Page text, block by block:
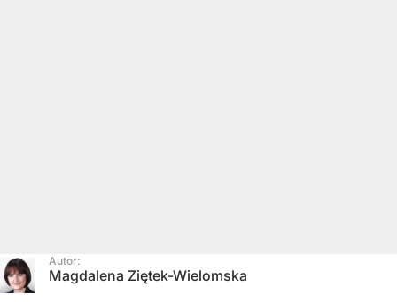
Autor:
Magdalena Ziętek-Wielomska